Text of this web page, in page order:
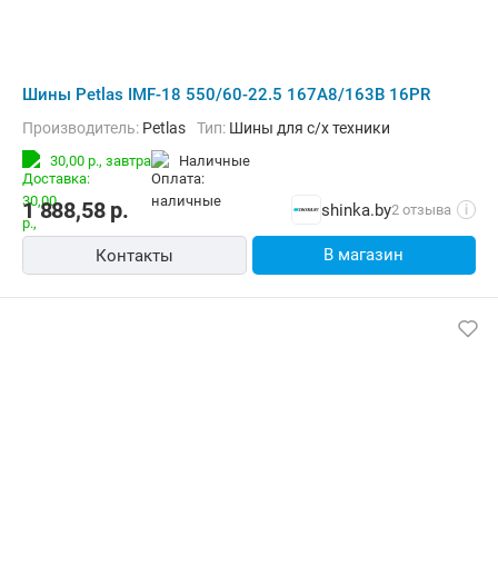
Шины Petlas IMF-18 550/60-22.5 167A8/163B 16PR
Производитель: Petlas Тип: Шины для с/х техники
30,00 р., завтра наличные
1 888,58р. shinka.by2 отзыва i
Контакты В магазин